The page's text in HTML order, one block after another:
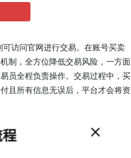
访问官网进行交易。在账号买卖
制，全方位降低交易风险，一方面
员全程负责操作。交易过程中，买
且所有信息无误后，平台才会将资